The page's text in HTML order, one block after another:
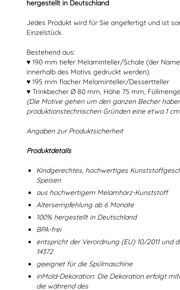
hergestellt in Deutschland
Jedes Produkt wird für Sie angefertigt und ist
Einzelstück.
Bestehend aus:
♥ 190 mm tiefer Melaminteller/Schale (der
innerhalb des Motivs gedruckt werden).
♥ 195 mm flacher Melaminteller/Dessertteller
♥ Trinkbecher Ø 80 mm, Höhe 75 mm,
(Die Motive gehen um den ganzen Becher
produktionstechnischen Gründen eine etwa 1
Angaben zur Produktsicherheit
Produktdetails
Kindgerechtes, hochwertiges
Speisen
aus hochwertigem Melamharz-Kunststoff
Altersempfehlung ab 6 Monate
100% hergestellt in Deutschland
BPA-frei
entspricht der Verordnung (EU) 10/2011 und
14372
geeignet für die Spülmaschine
inMold-Dekoration: Die Dekoration erfolgt
die während des